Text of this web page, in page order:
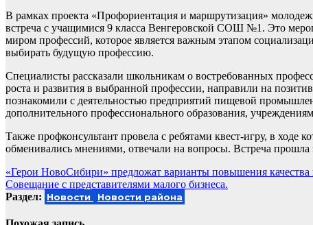
В рамках проекта «Профориентация и маршрутизация»
встреча с учащимися 9 класса Венгеровской СОШ №1. Это
миром профессий, которое является важным этапом
выбирать будущую профессию.
Специалисты рассказали школьникам о востребованных
роста и развития в выбранной профессии, направили на
познакомили с деятельностью предприятий пищевой
дополнительного профессионального образования,
Также профконсультант провела с ребятами квест-игру, в ходе
обменивались мнениями, отвечали на вопросы. Встреча
Навигация
по
«Герои НовоСибири» предложат варианты повышения
Совещание с представителями малого бизнеса.
Раздел: Новости Новости района